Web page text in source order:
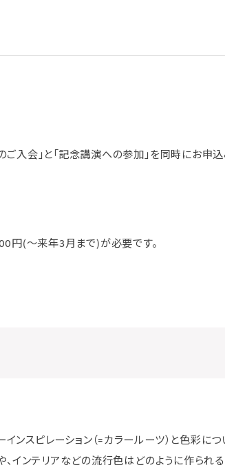
入会」と「記念講演への参加」を同時にお申
円(〜来年3月まで)が必要です。
スピレーション（=カラールーツ）と色彩に
、インテリアなどの流行色はどのように作ら